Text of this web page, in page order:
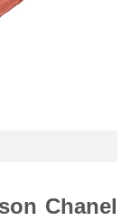
Chanel